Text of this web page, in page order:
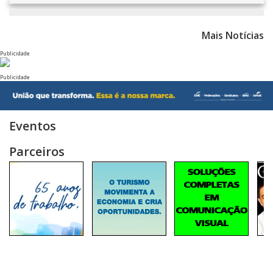
Mais Notícias
Publicidade
Publicidade
Eventos
Parceiros